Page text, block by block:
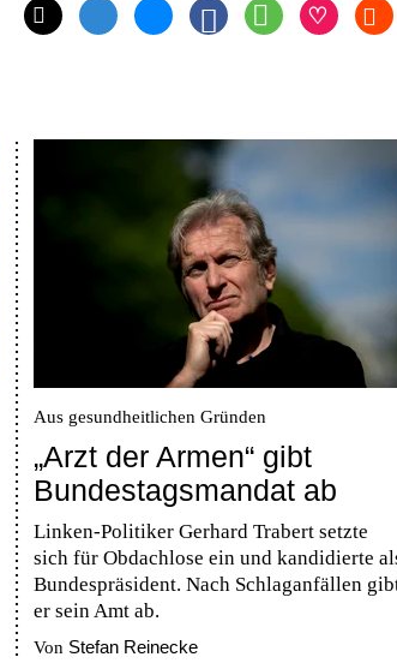
Aus gesundheitlichen Gründen
„Arzt der Armen“ gibt
Bundestagsmandat ab
Linken-Politiker Gerhard Trabert setzte
sich für Obdachlose ein und kandidierte
Bundespräsident. Nach Schlaganfällen
er sein Amt ab.
Von Stefan Reinecke